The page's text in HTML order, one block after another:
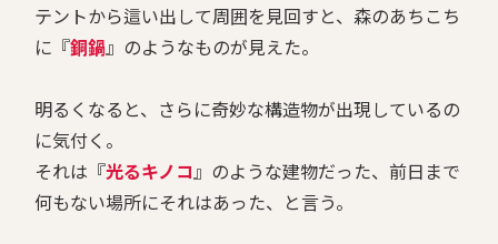
テントから這い出して周囲を見回すと、森のあちこち
に『銅鍋』のようなものが見えた。
明るくなると、さらに奇妙な構造物が出現しているの
に気付く。
それは『光るキノコ 』のような建物だった、前日まで
何もない場所にそれはあった、と言う。